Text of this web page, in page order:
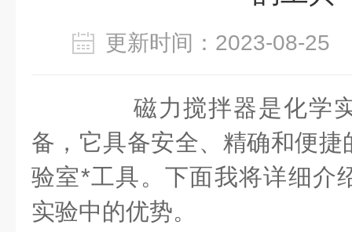
更新时间：2023-08-
磁力搅拌器是化学实
备，它具备安全、精确和便
验室*工具。下面我将详细介
实验中的优势。